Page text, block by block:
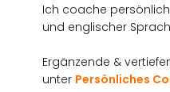
Ich coache
und englischer
Ergänzende &
unter Persönliches